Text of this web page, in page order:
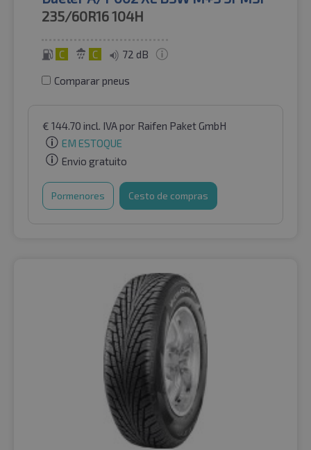
235/60R16104H
C C 72 dB
Comparar pneus
€ 144.70 incl. IVApor Raifen Paket GmbH
EM ESTOQUE
Envio gratuito
Pormenores Cesto de compras